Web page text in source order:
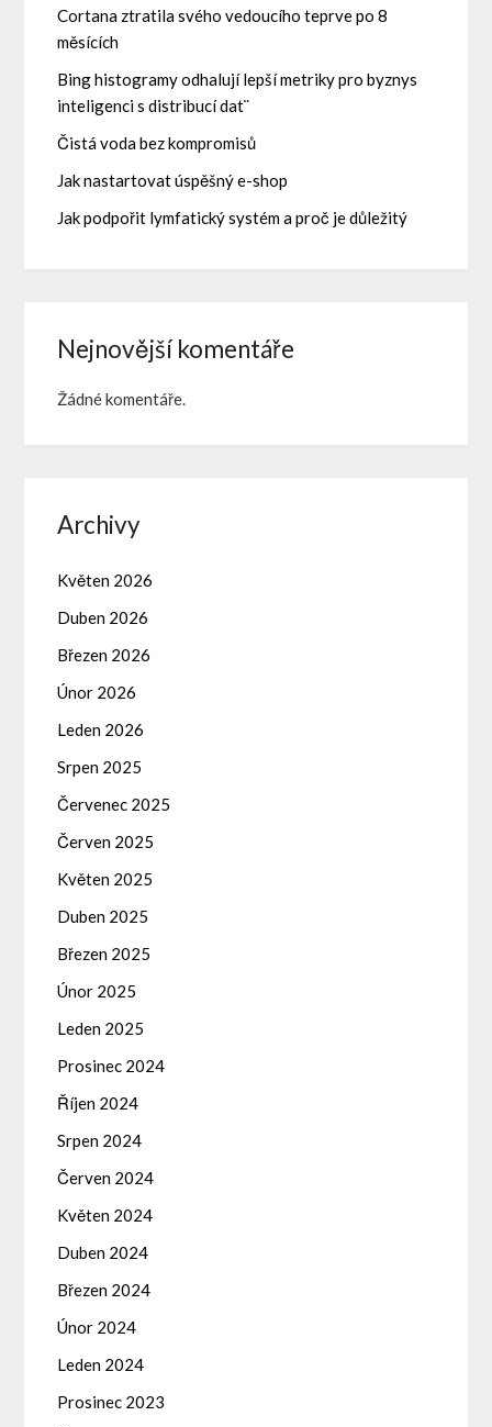
Cortana ztratila svého vedoucího teprve po 8
měsících
Bing histogramy odhalují lepší metriky pro byznys
inteligenci s distribucí dat¨
Čistá voda bez kompromisů
Jak nastartovat úspěšný e-shop
Jak podpořit lymfatický systém a proč je důležitý
Nejnovější komentáře
Žádné komentáře.
Archivy
Květen 2026
Duben 2026
Březen 2026
Únor 2026
Leden 2026
Srpen 2025
Červenec 2025
Červen 2025
Květen 2025
Duben 2025
Březen 2025
Únor 2025
Leden 2025
Prosinec 2024
Říjen 2024
Srpen 2024
Červen 2024
Květen 2024
Duben 2024
Březen 2024
Únor 2024
Leden 2024
Prosinec 2023